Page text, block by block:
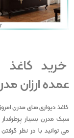
خرید کاغذ
عمده ارزان
کاغذ دیواری های مدرن
سبک مدرن بسیار
می توانید با در نظر